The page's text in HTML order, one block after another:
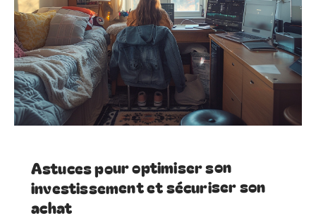
Astuces pour optimiser son
investissement et sécuriser son
achat